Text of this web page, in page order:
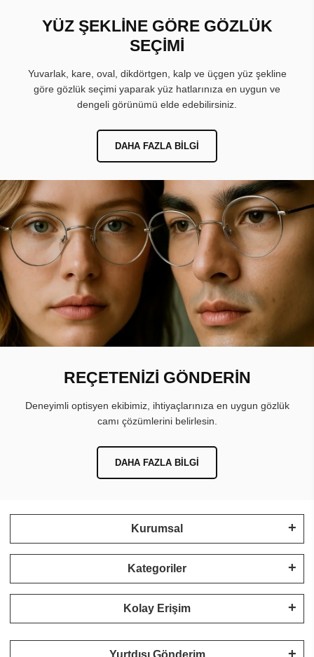
YÜZ ŞEKLİNE GÖRE GÖZLÜK
SEÇİMİ
Yuvarlak, kare, oval, dikdörtgen, kalp ve üçgen yüz şekline
göre gözlük seçimi yaparak yüz hatlarınıza en uygun ve
dengeli görünümü elde edebilirsiniz.
DAHA FAZLA BILGI
REÇETENİZİ GÖNDERİN
Deneyimli optisyen ekibimiz, ihtiyaçlarınıza en uygun gözlük
camı çözümlerini belirlesin.
DAHA FAZLA BILGI
Kurumsal
Kategoriler
Kolay Erişim
Yurtdışı Gönderim